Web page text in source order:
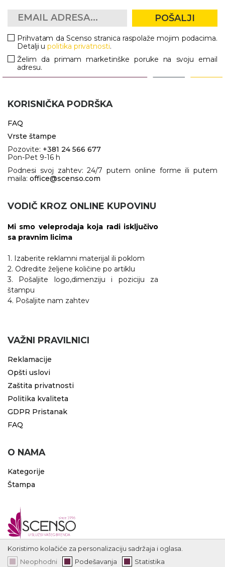
POŠALJI
Prihvatam da Scenso stranica raspolaže mojim podacima.
Detalji upolitika privatnosti.
Želim da primam marketinške poruke na svoju email
adresu.
KORISNIČKA PODRŠKA
FAQ
Vrste štampe
Pozovite: +381 24 566 677
Pon-Pet 9-16 h
Podnesi svoj zahtev: 24/7 putem online forme ili putem
maila: office@scenso.com
VODIČ KROZ ONLINE KUPOVINU
Mi smo veleprodaja koja radi isključivo
sa pravnim licima
1. Izaberite reklamni materijal ili poklom
2. Odredite željene količine po artiklu
3. Pošaljite logo,dimenziju i poziciju za
štampu
4. Pošaljite nam zahtev
VAŽNI PRAVILNICI
Reklamacije
Opšti uslovi
Zaštita privatnosti
Politika kvaliteta
GDPR Pristanak
FAQ
O NAMA
Kategorije
Štampa
Koristimo kolačiće za personalizaciju sadržaja i oglasa.
Neophodni
Podešavanja Statistika